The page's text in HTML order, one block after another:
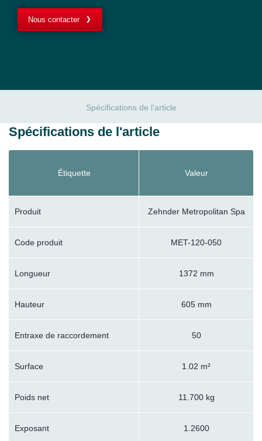
Nous contacter
Spécifications de l'article
Spécifications de l'article
Étiquette Valeur
Produit Zehnder Metropolitan Spa
Code produit MET-120-050
Longueur 1372 mm
Hauteur 605 mm
Entraxe de raccordement 50
Surface 1.02 m²
Poids net 11.700 kg
Exposant 1.2600